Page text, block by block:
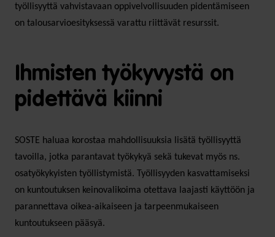
työllisyyttä vahvistavaan oppivelvollisuuden pidentämiseen
on talousarvioesityksessä varattu riittävät resurssit.
Ihmisten työkyvystä on
pidettävä kiinni
SOSTE haluaa korostaa mahdollisuuksia lisätä työllisyyttä
tavoilla, jotka parantavat työkykyä sekä tukevat myös ns.
osatyökykyisten työllistymistä. Työllisyyden kasvattamiseksi
on kuntoutuksen keinovalikoima otettava laajasti käyttöön ja
parannettava oikea-aikaiseen ja tarpeenmukaiseen
kuntoutukseen pääsyä.